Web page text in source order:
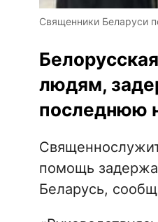
Священники Беларуси
людям,
последнюю
помощь
Беларусь,